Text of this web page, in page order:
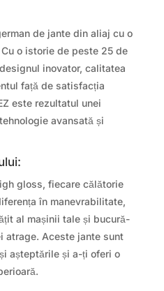
de jante din aliaj cu o
o istorie de peste 25 de
inovator, calitatea
față de satisfacția
este rezultatul unei
avansată și
gloss, fiecare călătorie
în manevrabilitate,
al mașinii tale și bucură-
atrage. Aceste jante sunt
așteptările și a-ți oferi o